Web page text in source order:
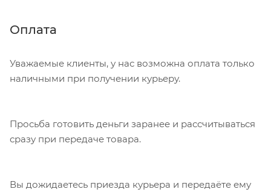
Нажмите кнопку «Оформить заказ».
Оплата
Уважаемые клиенты, у нас возможна оплата только
наличными при получении курьеру.
Просьба готовить деньги заранее и рассчитываться
сразу при передаче товара.
Вы дожидаетесь приезда курьера и передаёте ему